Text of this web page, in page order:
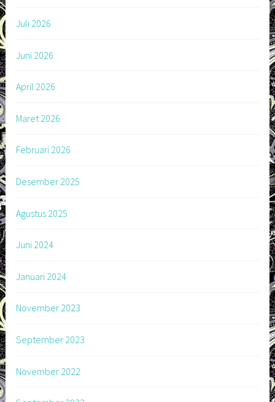
Juli 2026
Juni 2026
April 2026
Maret 2026
Februari 2026
Desember 2025
Agustus 2025
Juni 2024
Januari 2024
November 2023
September 2023
November 2022